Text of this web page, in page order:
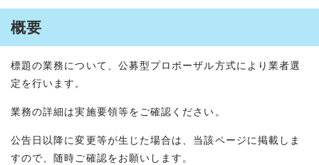
概要
標題の業務について、公募型プロポーザル方式により業者選
定を行います。
業務の詳細は実施要領等をご確認ください。
公告日以降に変更等が生じた場合は、当該ページに掲載しま
すので、随時ご確認をお願いします。